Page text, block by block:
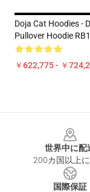
Doja Cat Hoodies -
Pullover Hoodie
￥622,775 - ￥
世界中に配
200カ国以上
国際保証